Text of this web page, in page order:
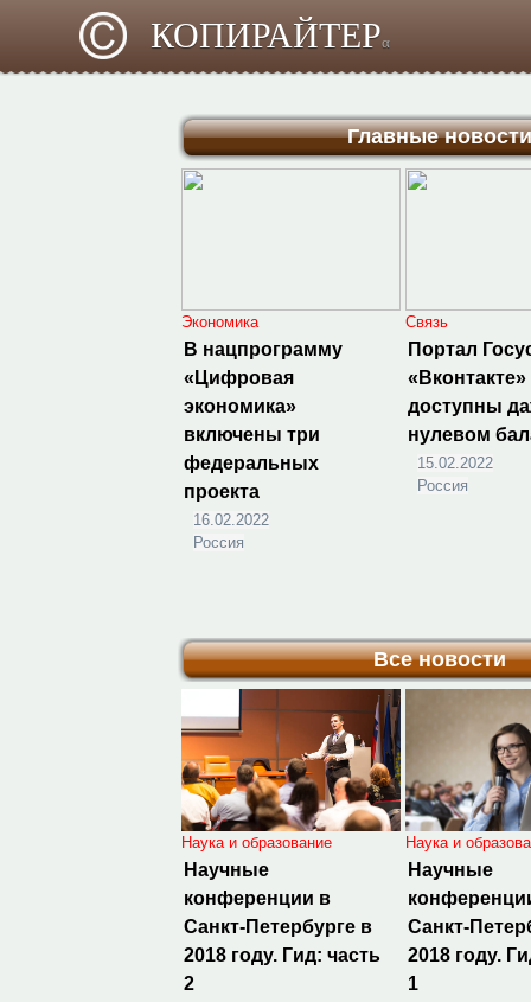
КОПИРАЙТЕРα
Главные
Экономика
В нацпрограмму
«Цифровая
экономика»
включены три
федеральных
проекта
16.02.2022
Россия
Связь
Портал
«Вконтакте»
доступны
нулевом
15.02.2022
Россия
Все новости
Наука и образование
Научные
конференции в
Санкт-Петербурге в
2018 году. Гид: часть
2
Наука и
Научные
Санкт-
2018 году.
1